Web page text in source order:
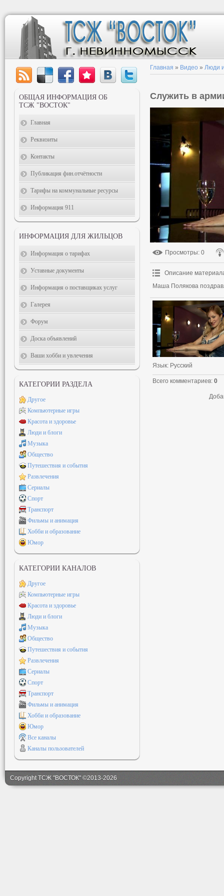
Главная » Видео » Люди
Служить в
Просмотры: 0
Описание
Маша Полякова
Язык: Русский
Всего комментариев: 0
ОБЩАЯ ИНФОРМАЦИЯ ОБ
ТСЖ "ВОСТОК"
Главная
Реквизиты
Контакты
Публикация фин.отчётности
Тарифы на коммунальные ресурсы
Информация 911
ИНФОРМАЦИЯ ДЛЯ ЖИЛЬЦОВ
Информация о тарифах
Уставные документы
Информация о поставщиках услуг
Галерея
Форум
Доска объявлений
Ваши хобби и увлечения
КАТЕГОРИИ РАЗДЕЛА
Другое
Компьютерные игры
Красота и здоровье
Люди и блоги
Музыка
Общество
Путешествия и события
Развлечения
Сериалы
Спорт
Транспорт
Фильмы и анимация
Хобби и образование
Юмор
КАТЕГОРИИ КАНАЛОВ
Другое
Компьютерные игры
Красота и здоровье
Люди и блоги
Музыка
Общество
Путешествия и события
Развлечения
Сериалы
Спорт
Транспорт
Фильмы и анимация
Хобби и образование
Юмор
Все каналы
Каналы пользователей
Copyright ТСЖ "ВОСТОК" ©2013-2026